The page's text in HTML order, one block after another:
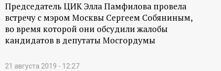
Председатель ЦИК Элла Памфилова провела
встречу с мэром Москвы Сергеем Собяниным,
во время которой они обсудили жалобы
кандидатов в депутаты Мосгордумы
21 августа 2019 - 12:27